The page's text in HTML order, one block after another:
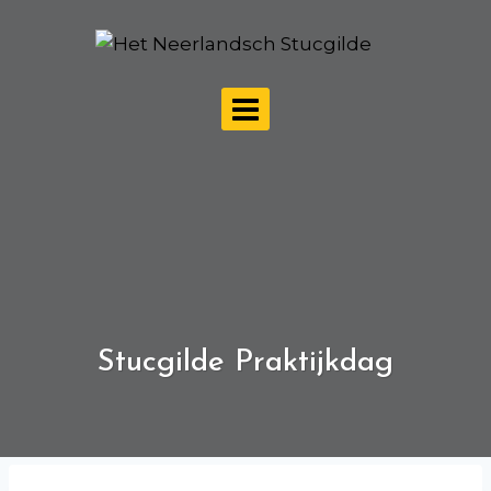
Stucgilde Praktijkdag